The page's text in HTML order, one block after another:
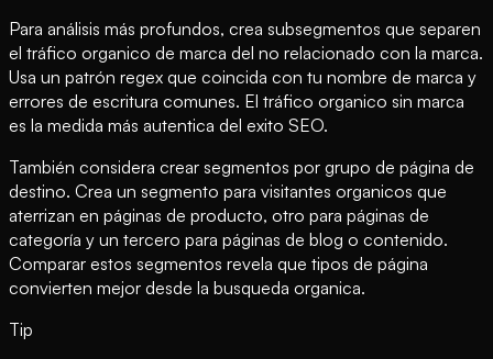
Para análisis más profundos, crea subsegmentos que separen
el tráfico organico de marca del no relacionado con la marca.
Usa un patrón regex que coincida con tu nombre de marca y
errores de escritura comunes. El tráfico organico sin marca
es la medida más autentica del exito SEO.
También considera crear segmentos por grupo de página de
destino. Crea un segmento para visitantes organicos que
aterrizan en páginas de producto, otro para páginas de
categoría y un tercero para páginas de blog o contenido.
Comparar estos segmentos revela que tipos de página
convierten mejor desde la busqueda organica.
Tip